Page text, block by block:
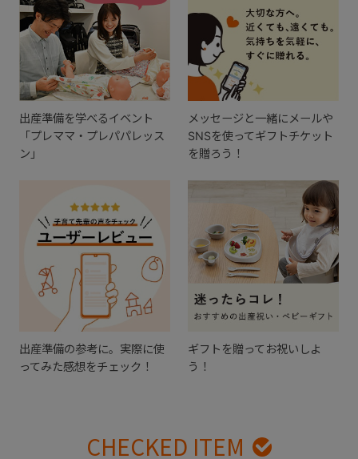
出産準備を学べるイベント
「プレママ・プレパパレッス
ン」
メッセージと一緒にメールや
SNSを使ってギフトチケット
を贈ろう！
出産準備の参考に。実際に使
ってみた感想をチェック！
ギフトを贈ってお祝いしよ
う！
CHECKED ITEM